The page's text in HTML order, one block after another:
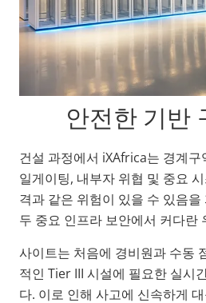
안전한 기반
건설 과정에서 iXAfrica는 경계구
일게이팅, 내부자 위협 및 중요
격과 같은 위험이 있을 수 있음
두 중요 인프라 보안에서 커다란
사이트는 처음에 경비원과 수동
적인 Tier III 시설에 필요한 실시
다. 이로 인해 사고에 신속하게